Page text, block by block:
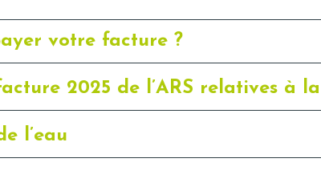
votre facture ?
2025 de l’ARS relatives à
l’eau